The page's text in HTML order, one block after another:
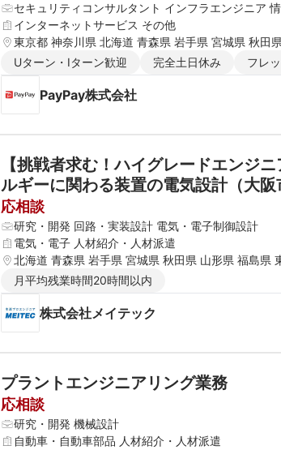
セキュリティコンサルタント インフラエンジニア
インターネットサービス その他
東京都 神奈川県 北海道 青森県 岩手県 宮城県 秋田
県 新潟県 富山県 石川県 福井県 長野県 大阪府 京都
愛媛県 高知県 福岡県 佐賀県 長崎県 熊本県 大分県
Uターン・Iターン歓迎 完全土日休み フレ
PayPay株式会社
【挑戦者求む！ハイグレードエンジ
ルギーに関わる装置の電気設計（大阪
応相談
研究・開発 回路・実装設計 電気・電子制御設計
電気・電子 人材紹介・人材派遣
北海道 青森県 岩手県 宮城県 秋田県 山形県 福島県
県 新潟県 石川県 福井県 長野県 大阪府 京都府 兵
高知県 福岡県 佐賀県 長崎県 熊本県 大分県 宮崎県
月平均残業時間20時間以内
株式会社メイテック
プラントエンジニアリング業務
応相談
研究・開発 機械設計
自動車・自動車部品 人材紹介・人材派遣